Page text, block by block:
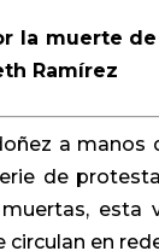
la muerte
Ramírez
a
de
en